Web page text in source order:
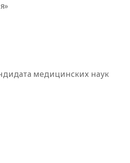
медицинских наук